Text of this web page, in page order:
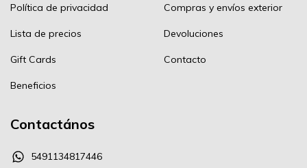
Política de privacidad
Lista de precios
Gift Cards
Beneficios
Compras y envíos exterior
Devoluciones
Contacto
Contactános
5491134817446